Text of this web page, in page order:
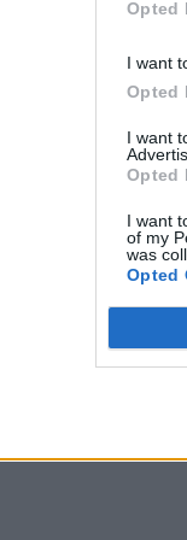
Opted
I want
Opted
I want
Opted
I want
of my
was
Opted
Inny pociąg uznał,
Marcina
zombie",
Manasterski za
boli i rozdziera serce"
bez zatrudnienia"
aut. W wojsku
Może pomóc w
Echa tragicznego
Polski 2050
partii Rafała Brzoski.
że Nawrocki
powstanie dziś
na paraigrzyskach.
Jest bilans służb
koszt
Ukrainy nie będą
Republiki.
zupełnie inny bunt
liczby korekt"